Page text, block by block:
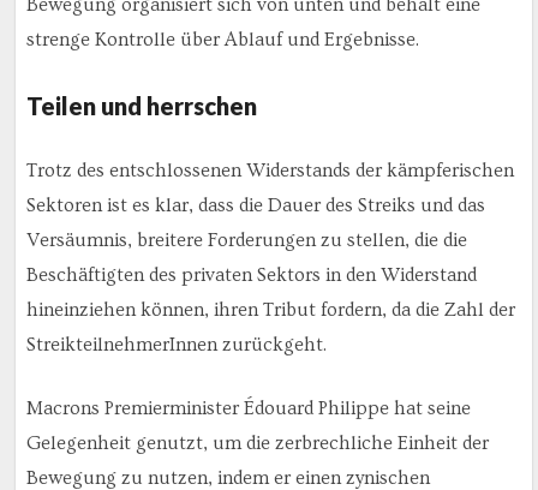
Bewegung organisiert sich von unten und behält eine
strenge Kontrolle über Ablauf und Ergebnisse.
Teilen und herrschen
Trotz des entschlossenen Widerstands der kämpferischen
Sektoren ist es klar, dass die Dauer des Streiks und das
Versäumnis, breitere Forderungen zu stellen, die die
Beschäftigten des privaten Sektors in den Widerstand
hineinziehen können, ihren Tribut fordern, da die Zahl der
StreikteilnehmerInnen zurückgeht.
Macrons Premierminister Édouard Philippe hat seine
Gelegenheit genutzt, um die zerbrechliche Einheit der
Bewegung zu nutzen, indem er einen zynischen